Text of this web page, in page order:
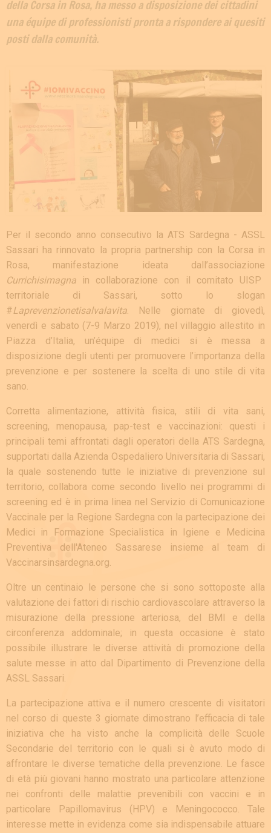
della Corsa in Rosa, ha messo a disposizione dei cittadini
una équipe di professionisti pronta a rispondere ai quesiti
posti dalla comunità.
Per il secondo anno consecutivo la ATS Sardegna - ASSL
Sassari ha rinnovato la propria partnership con la Corsa in
Rosa, manifestazione ideata dall’associazione
Currichisimagna in collaborazione con il comitato UISP
territoriale di Sassari, sotto lo slogan
#Laprevenzionetisalvalavita. Nelle giornate di giovedì,
venerdì e sabato (7-9 Marzo 2019), nel villaggio allestito in
Piazza d’Italia, un’équipe di medici si è messa a
disposizione degli utenti per promuovere l’importanza della
prevenzione e per sostenere la scelta di uno stile di vita
sano.
Corretta alimentazione, attività fisica, stili di vita sani,
screening, menopausa, pap-test e vaccinazioni: questi i
principali temi affrontati dagli operatori della ATS Sardegna,
supportati dalla Azienda Ospedaliero Universitaria di Sassari,
la quale sostenendo tutte le iniziative di prevenzione sul
territorio, collabora come secondo livello nei programmi di
screening ed è in prima linea nel Servizio di Comunicazione
Vaccinale per la Regione Sardegna con la partecipazione dei
Medici in Formazione Specialistica in Igiene e Medicina
Preventiva dell'Ateneo Sassarese insieme al team di
Vaccinarsinsardegna.org.
Oltre un centinaio le persone che si sono sottoposte alla
valutazione dei fattori di rischio cardiovascolare attraverso la
misurazione della pressione arteriosa, del BMI e della
circonferenza addominale; in questa occasione è stato
possibile illustrare le diverse attività di promozione della
salute messe in atto dal Dipartimento di Prevenzione della
ASSL Sassari.
La partecipazione attiva e il numero crescente di visitatori
nel corso di queste 3 giornate dimostrano l’efficacia di tale
iniziativa che ha visto anche la complicità delle Scuole
Secondarie del territorio con le quali si è avuto modo di
affrontare le diverse tematiche della prevenzione. Le fasce
di età più giovani hanno mostrato una particolare attenzione
nei confronti delle malattie prevenibili con vaccini e in
particolare Papillomavirus (HPV) e Meningococco. Tale
interesse mette in evidenza come sia indispensabile attuare